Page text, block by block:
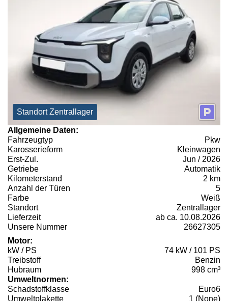
Standort Zentrallager
Allgemeine Daten:
Fahrzeugtyp
Pkw
Karosserieform
Kleinwagen
Erst-Zul.
Jun / 2026
Getriebe
Automatik
Kilometerstand
2 km
Anzahl der Türen
5
Farbe
Weiß
Standort
Zentrallager
Lieferzeit
ab ca. 10.08.2026
Unsere Nummer
26627305
Motor:
kW / PS
74 kW / 101 PS
Treibstoff
Benzin
Hubraum
998 cm³
Umweltnormen:
Schadstoffklasse
Euro6
Umweltplakette
1 (None)